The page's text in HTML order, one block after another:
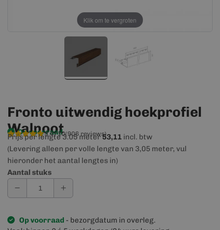
Klik om te vergroten
Fronto uitwendig hoekprofiel
Walnoot
Op voorraad
9,4/10(906 reviews)
Prijs per lengte 3.05 meter53,11 incl. btw
(Levering alleen per volle lengte van 3,05 meter, vul
hieronder het aantal lengtes in)
Aantal stuks
Op voorraad - bezorgdatum in overleg.